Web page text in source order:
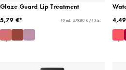
Glaze Guard Lip Treatment
5,79 €*
10 mL - 579,00 € / 1 λίτ.